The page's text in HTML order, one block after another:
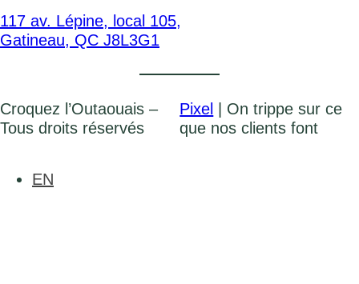
117 av. Lépine, local 105,
Gatineau, QC J8L3G1
Croquez l’Outaouais –
Tous droits réservés
Pixel
| On trippe sur ce
que nos clients font
EN